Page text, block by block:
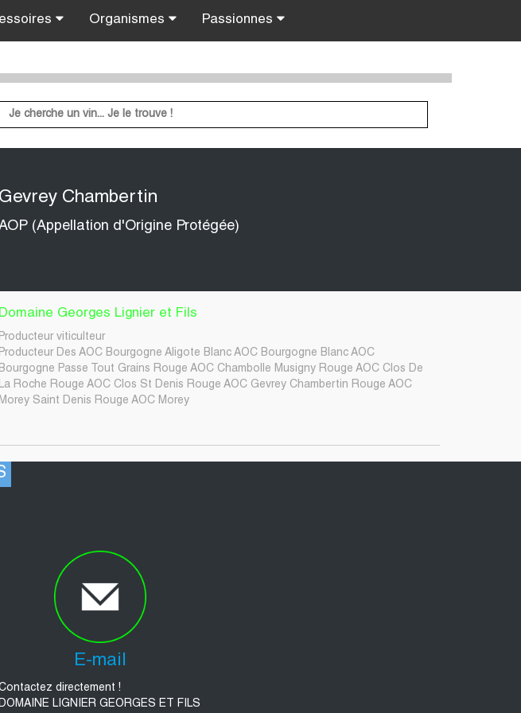
Organismes Passionnes
Gevrey Chambertin
(Appellation d'Origine Protégée)
Domaine Georges Lignier et Fils
Producteur viticulteur
Producteur Des AOC Bourgogne Aligote Blanc AOC Bourgogne Blanc AOC
Bourgogne Passe Tout Grains Rouge AOC Chambolle Musigny Rouge AOC Clos De
La Roche Rouge AOC Clos St Denis Rouge AOC Gevrey Chambertin Rouge AOC
Morey Saint Denis Rouge AOC Morey
E-mail
directement !
LIGNIER GEORGES ET FILS